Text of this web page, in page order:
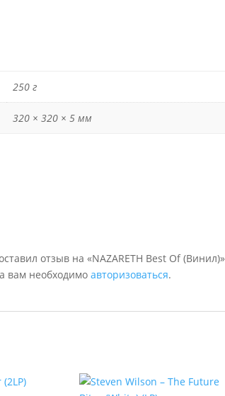
250 г
320 × 320 × 5 мм
отзыв на «NAZARETH Best Of (Винил)»
вам необходимоавторизоваться.